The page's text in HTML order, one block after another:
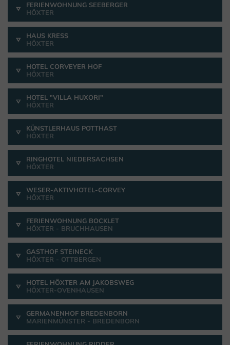
FERIENWOHNUNG SEEBERGER
HÖXTER
HAUS KRESS
HÖXTER
HOTEL CORVEYER HOF
HÖXTER
HOTEL "VILLA HUXORI"
HÖXTER
KÜNSTLERHAUS POTTHAST
HÖXTER
RINGHOTEL NIEDERSACHSEN
HÖXTER
WESER-AKTIVHOTEL-CORVEY
HÖXTER
FERIENWOHNUNG BOCKLET
HÖXTER - BRUCHHAUSEN
GASTHOF STEINECK
HÖXTER - OTTBERGEN
HOTEL HÖXTER AM JAKOBSWEG
HÖXTER-OVENHAUSEN
GERMANENHOF BREDENBORN
MARIENMÜNSTER - BREDENBORN